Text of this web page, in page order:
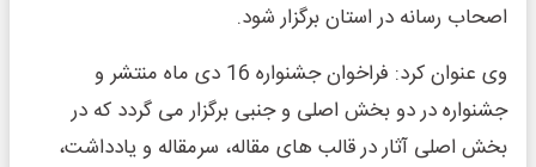
اصحاب رسانه در استان برگزار شود.
وی عنوان کرد: فراخوان جشنواره 16 دی ماه منتشر و
جشنواره در دو بخش اصلی و جنبی برگزار می گردد که در
بخش اصلی آثار در قالب های مقاله، سرمقاله و یادداشت،